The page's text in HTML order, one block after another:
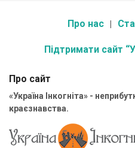
Про нас
Підтримати сайт
Про сайт
«Україна Інкогніта» -
краєзнавства.